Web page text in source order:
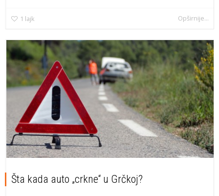
1 lajk Opširnije...
Šta kada auto „crkne“ u Grčkoj?